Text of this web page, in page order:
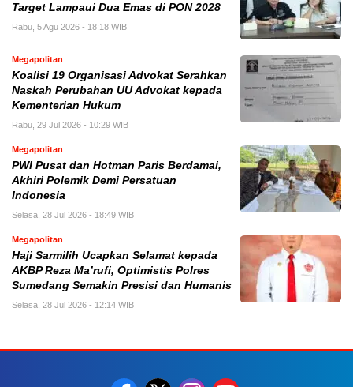
Target Lampaui Dua Emas di PON 2028
Rabu, 5 Agu 2026 - 18:18 WIB
Megapolitan
Koalisi 19 Organisasi Advokat Serahkan
Naskah Perubahan UU Advokat kepada
Kementerian Hukum
Rabu, 29 Jul 2026 - 10:29 WIB
Megapolitan
PWI Pusat dan Hotman Paris Berdamai,
Akhiri Polemik Demi Persatuan
Indonesia
Selasa, 28 Jul 2026 - 18:49 WIB
Megapolitan
Haji Sarmilih Ucapkan Selamat kepada
AKBP Reza Ma’rufi, Optimistis Polres
Sumedang Semakin Presisi dan Humanis
Selasa, 28 Jul 2026 - 12:14 WIB